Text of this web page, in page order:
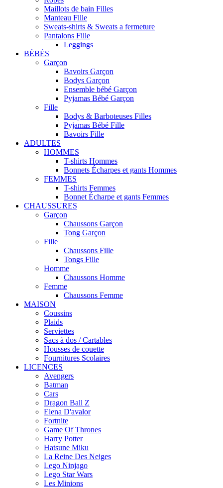
Maillots de bain Filles
Manteau Fille
Sweats-shirts & Sweats a fermeture
Pantalons Fille
Leggings
BÉBÉS
Garçon
Bavoirs Garçon
Bodys Garçon
Ensemble bébé Garçon
Pyjamas Bébé Garçon
Fille
Bodys & Barboteuses Filles
Pyjamas Bébé Fille
Bavoirs Fille
ADULTES
HOMMES
T-shirts Hommes
Bonnets Écharpes et gants Hommes
FEMMES
T-shirts Femmes
Bonnet Écharpe et gants Femmes
CHAUSSURES
Garçon
Chaussons Garçon
Tong Garçon
Fille
Chaussons Fille
Tongs Fille
Homme
Chaussons Homme
Femme
Chaussons Femme
MAISON
Coussins
Plaids
Serviettes
Sacs à dos / Cartables
Housses de couette
Fournitures Scolaires
LICENCES
Avengers
Batman
Cars
Dragon Ball Z
Elena D'avalor
Fortnite
Game Of Thrones
Harry Potter
Hatsune Miku
La Reine Des Neiges
Lego Ninjago
Lego Star Wars
Les Minions